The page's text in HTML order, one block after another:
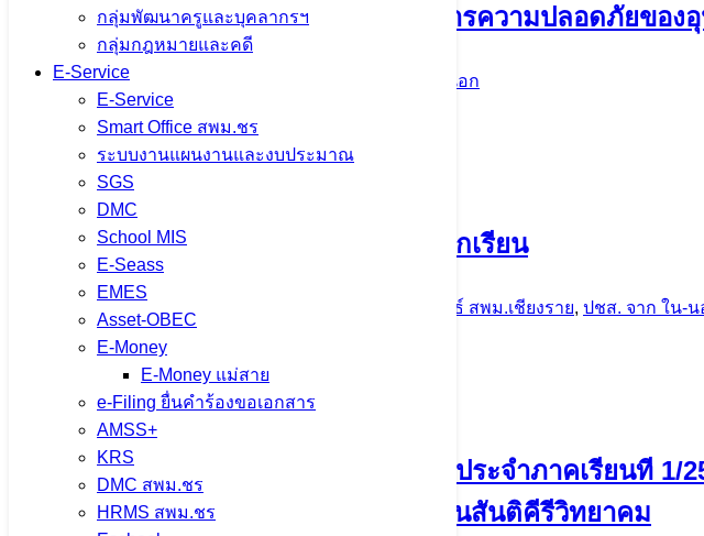
กลุ่มพัฒนาครูและบุคลากรฯ
กลุ่มกฎหมายและคดี
E-Service
E-Service
Smart Office สพม.ชร
ระบบงานแผนงานและงบประมาณ
SGS
DMC
School MIS
E-Seass
EMES
Asset-OBEC
E-Money
E-Money แม่สาย
e-Filing ยื่นคำร้องขอเอกสาร
AMSS+
KRS
DMC สพม.ชร
HRMS สพม.ชร
สพม.เชียงราย ลงพื้นที่…ทบทวนมาตรการความปลอดภัยขอ
28 มิถุนายน 2024 ปชส. จาก ใน-นอก
จำนวนผู้ชม: 1,410
มิถุนายน 2567 เดือนแห่งการเยี่ยมบ้านนักเรียน
ข่าวประชาสัมพันธ์ สพม.เชียงราย, ปชส. จาก ใน-น
จำนวนผู้ชม: 1,562
ลงพื้นที่ !!! ตรวจเยี่ยมการเรียนการสอน ประจำภาคเรียนที
นโยบาย “เรียนดี มีความสุข” ณ โรงเรียนสันติคีรีวิทยาคม